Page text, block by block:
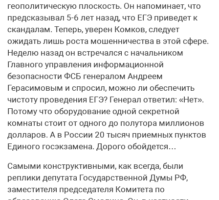
геополитическую плоскость. Он напоминает, что
предсказывал 5-6 лет назад, что ЕГЭ приведет к
скандалам. Теперь, уверен Комков, следует
ожидать лишь роста мошенничества в этой сфере.
Неделю назад он встречался с начальником
Главного управления информационной
безопасности ФСБ генералом Андреем
Герасимовым и спросил, можно ли обеспечить
чистоту проведения ЕГЭ? Генерал ответил: «Нет».
Потому что оборудование одной секретной
комнаты стоит от одного до полутора миллионов
долларов. А в России 20 тысяч приемных пунктов
Единого госэкзамена. Дорого обойдется…
Самыми конструктивными, как всегда, были
реплики депутата Государственной Думы РФ,
заместителя председателя Комитета по